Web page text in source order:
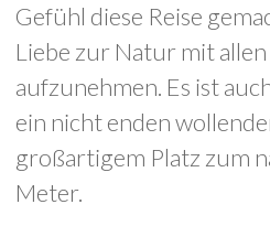
Gefühl diese Reise
Liebe zur Natur mit
aufzunehmen. Es ist
ein nicht enden
großartigem Platz zum
Meter.